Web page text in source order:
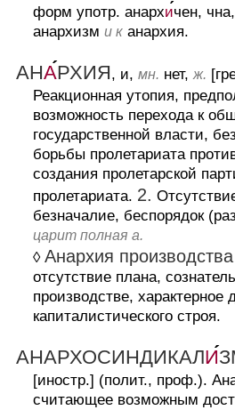
форм употр. анархичен,
анархизм и к анархия.
АНАРХИЯ, и, мн. нет,ж.
Реакционная утопия,
возможность перехода к
государственной власти,
борьбы пролетариата
создания пролетарской
пролетариата. 2.
безначалие, беспорядок
царит полная а.
◊ Анархия производства
отсутствие плана,
производстве, характерное
капиталистического строя.
АНАРХОСИНДИКАЛИ
[иностр.] (полит., проф.).
считающее возможным